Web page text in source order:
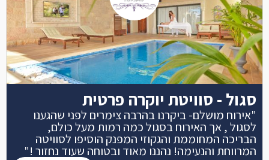
סגול - סוויטת יוקרה פרטית
"אירוח מושלם- ביקרנו בהרבה צימרים לפני שהגענו
לסגול , אך האירוח בסגול כמה רמות מעל כולם,
הבריכה המחוממת והגקוזי המפנק הוסיפו לסוויטה
המרווחת והנעימה! נהננו מאוד ובטוחה שעוד נחזור !"